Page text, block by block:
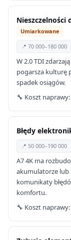
Nieszczelności
Umiarkowane
📍 70 000–180 000
W 2.0 TDI
pogarsza kulturę
spadek osiągów.
🔧 Koszt naprawy:
Błędy
📍 50 000–190 000
A7 4K ma
akumulatorze lub
komunikaty
komfortu.
🔧 Koszt naprawy: